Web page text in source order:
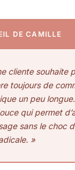
DE CAMILLE
cliente souhaite
toujours de
un peu longue.
qui permet
sans le choc
»